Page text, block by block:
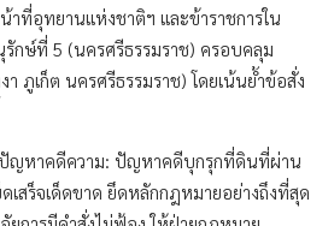
าที่อุทยานแห่งชาติฯ และข้าราชการใน
กษ์ที่ 5 (นครศรีธรรมราช) ครอบคลุม
ภูเก็ต นครศรีธรรมราช) โดยเน้นย้ำข้อสั่ง
ปัญหาคดีความ: ปัญหาคดีบุกรุกที่ดินที่ผ่าน
เสร็จเด็ดขาด ยึดหลักกฎหมายอย่างถึงที่สุด